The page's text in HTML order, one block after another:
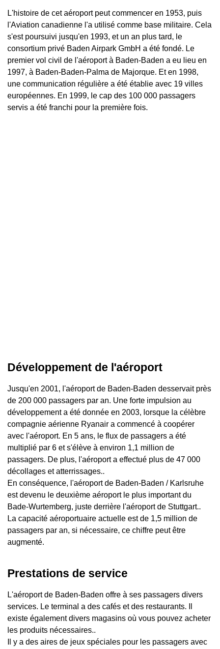
L'histoire de cet aéroport peut commencer en 1953, puis
l'Aviation canadienne l'a utilisé comme base militaire. Cela
s'est poursuivi jusqu'en 1993, et un an plus tard, le
consortium privé Baden Airpark GmbH a été fondé. Le
premier vol civil de l'aéroport à Baden-Baden a eu lieu en
1997, à Baden-Baden-Palma de Majorque. Et en 1998,
une communication régulière a été établie avec 19 villes
européennes. En 1999, le cap des 100 000 passagers
servis a été franchi pour la première fois.
Développement de l'aéroport
Jusqu'en 2001, l'aéroport de Baden-Baden desservait près
de 200 000 passagers par an. Une forte impulsion au
développement a été donnée en 2003, lorsque la célèbre
compagnie aérienne Ryanair a commencé à coopérer
avec l'aéroport. En 5 ans, le flux de passagers a été
multiplié par 6 et s'élève à environ 1,1 million de
passagers. De plus, l'aéroport a effectué plus de 47 000
décollages et atterrissages..
En conséquence, l'aéroport de Baden-Baden / Karlsruhe
est devenu le deuxième aéroport le plus important du
Bade-Wurtemberg, juste derrière l'aéroport de Stuttgart..
La capacité aéroportuaire actuelle est de 1,5 million de
passagers par an, si nécessaire, ce chiffre peut être
augmenté.
Prestations de service
L'aéroport de Baden-Baden offre à ses passagers divers
services. Le terminal a des cafés et des restaurants. Il
existe également divers magasins où vous pouvez acheter
les produits nécessaires..
Il y a des aires de jeux spéciales pour les passagers avec